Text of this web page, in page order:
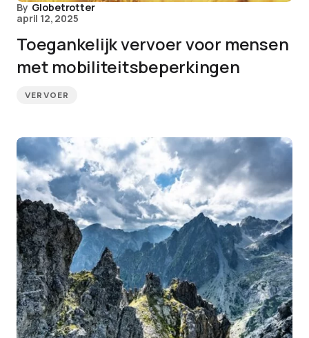
By Globetrotter
april 12, 2025
Toegankelijk vervoer voor mensen
met mobiliteitsbeperkingen
VERVOER